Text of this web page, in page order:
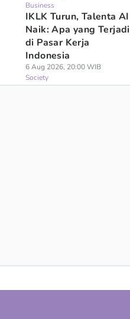
Business
IKLK Turun, Talenta AI
Naik: Apa yang Terjadi
di Pasar Kerja
Indonesia
6 Aug 2026, 20:00 WIB
Society